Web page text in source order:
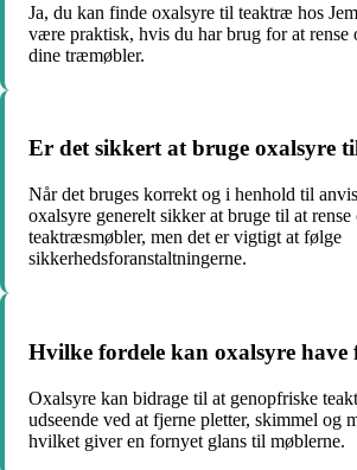
Ja, du kan finde oxalsyre til teaktræ hos
være praktisk, hvis du har brug for at rense
dine træmøbler.
Er det sikkert at bruge oxalsyre
Når det bruges korrekt og i henhold til
oxalsyre generelt sikker at bruge til at rense
teaktræsmøbler, men det er vigtigt at følge
sikkerhedsforanstaltningerne.
Hvilke fordele kan oxalsyre
Oxalsyre kan bidrage til at genopfriske
udseende ved at fjerne pletter, skimmel og
hvilket giver en fornyet glans til møblerne.